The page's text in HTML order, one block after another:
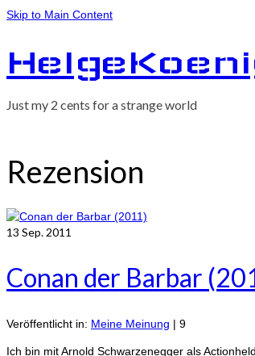
Skip to Main Content
Just my 2 cents for a strange world
Rezension
13 Sep. 2011
Conan der Barbar
Veröffentlicht in: Meine Meinung | 9
Ich bin mit Arnold Schwarzenegger als